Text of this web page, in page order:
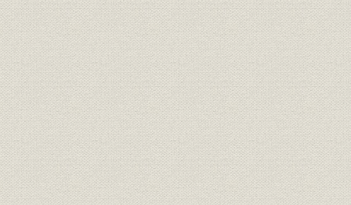
殖産興業と工部省
大久保利通の内務省とその勧業政策
内国勧業博覧会にミシン出品さる
西南の役と洋服業界の確立
左口鉄蔵のミシン
第四章 日本産業の発達と女性の洋装化